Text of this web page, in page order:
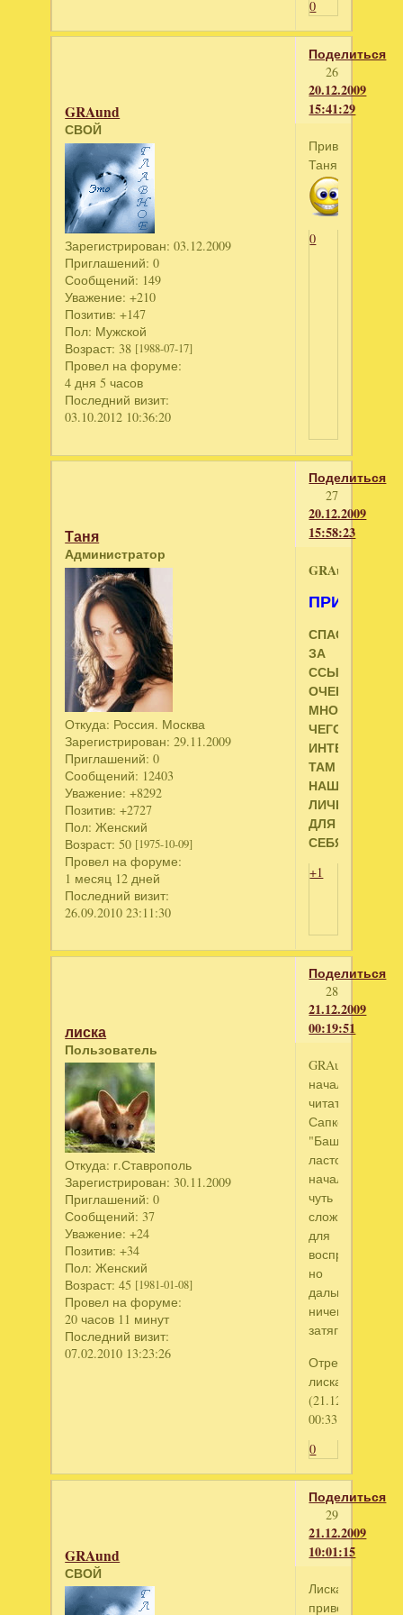
0
Поделиться
26
20.12.2009
15:41:29
GRAund
СВОЙ
Зарегистрирован: 03.12.2009
Приглашений: 0
Сообщений: 149
Уважение: +210
Позитив: +147
Пол: Мужской
Возраст: 38 [1988-07-17]
Провел на форуме:
4 дня 5 часов
Последний визит:
03.10.2012 10:36:20
Привет
Таня
0
Поделиться
27
20.12.2009
15:58:23
Таня
Администратор
Откуда: Россия. Москва
Зарегистрирован: 29.11.2009
Приглашений: 0
Сообщений: 12403
Уважение: +8292
Позитив: +2727
Пол: Женский
Возраст: 50 [1975-10-09]
Провел на форуме:
1 месяц 12 дней
Последний визит:
26.09.2010 23:11:30
GRAund
СПАСИБО
ЗА
ССЫЛКУ!
ОЧЕНЬ
МНОГО
ЧЕГО
ТАМ
НАШЛА.
ЛИЧНО
ДЛЯ
СЕБЯ!!!
+1
Поделиться
28
21.12.2009
00:19:51
лиска
Пользователь
Откуда: г.Ставрополь
Зарегистрирован: 30.11.2009
Приглашений: 0
Сообщений: 37
Уважение: +24
Позитив: +34
Пол: Женский
Возраст: 45 [1981-01-08]
Провел на форуме:
20 часов 11 минут
Последний визит:
07.02.2010 13:23:26
GRAund
начала
читать
Сапковского
"Башня
ласточки"
начало
чуть
сложновато
для
восприятия
но
дальше
ничего
затягивает!!!!
лиска
(21.12.2009
00:33:23)
0
Поделиться
29
21.12.2009
10:01:15
GRAund
СВОЙ
Лиска
привет.